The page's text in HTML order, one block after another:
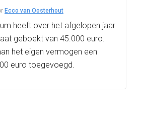
Ecco van Oosterhout
heeft over het afgelopen jaar
geboekt van 45.000 euro.
het eigen vermogen een
euro toegevoegd.